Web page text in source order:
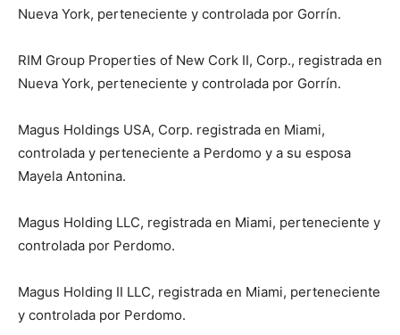
Nueva York, perteneciente y controlada por Gorrín.
RIM Group Properties of New Cork II, Corp., registrada en
Nueva York, perteneciente y controlada por Gorrín.
Magus Holdings USA, Corp. registrada en Miami,
controlada y perteneciente a Perdomo y a su esposa
Mayela Antonina.
Magus Holding LLC, registrada en Miami, perteneciente y
controlada por Perdomo.
Magus Holding II LLC, registrada en Miami, perteneciente
y controlada por Perdomo.